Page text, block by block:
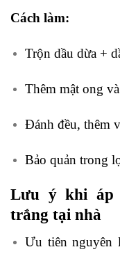
Cách làm:
Trộn dầu dừa +
Thêm mật ong
Đánh đều, thêm
Bảo quản trong
Lưu ý khi áp
trắng tại nhà
Ưu tiên nguyên